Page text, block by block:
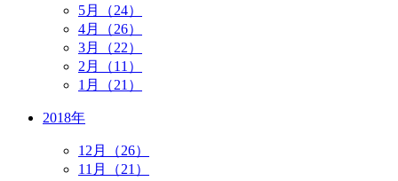
5月（24）
4月（26）
3月（22）
2月（11）
1月（21）
2018年
12月（26）
11月（21）